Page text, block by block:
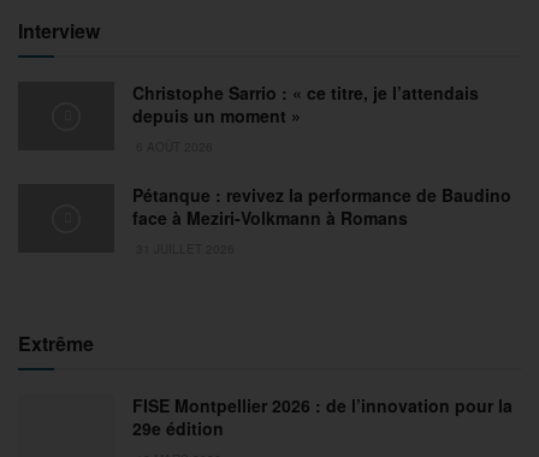
Interview
Christophe Sarrio : « ce titre, je l’attendais
depuis un moment »
Pétanque : revivez la performance de Baudino
face à Meziri-Volkmann à Romans
Extrême
FISE Montpellier 2026 : de l’innovation pour la
29e édition